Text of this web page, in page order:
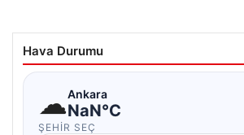
Hava Durumu
☁Ankara
NaN°C
ŞEHIR SEÇ